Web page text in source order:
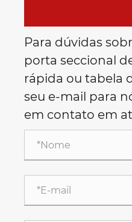
Para dúvidas
porta seccional
rápida ou tabela
seu e-mail para
em contato em